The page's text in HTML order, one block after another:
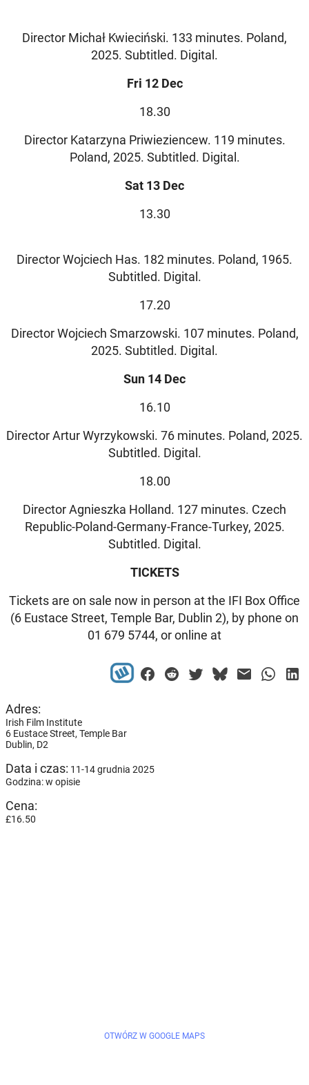
Director Michał Kwieciński. 133 minutes. Poland,
2025. Subtitled. Digital.
Fri 12 Dec
18.30
Director Katarzyna Priwieziencew. 119 minutes.
Poland, 2025. Subtitled. Digital.
Sat 13 Dec
13.30
Director Wojciech Has. 182 minutes. Poland, 1965.
Subtitled. Digital.
17.20
Director Wojciech Smarzowski. 107 minutes. Poland,
2025. Subtitled. Digital.
Sun 14 Dec
16.10
Director Artur Wyrzykowski. 76 minutes. Poland, 2025.
Subtitled. Digital.
18.00
Director Agnieszka Holland. 127 minutes. Czech
Republic-Poland-Germany-France-Turkey, 2025.
Subtitled. Digital.
TICKETS
Tickets are on sale now in person at the IFI Box Office
(6 Eustace Street, Temple Bar, Dublin 2), by phone on
01 679 5744, or online at
Adres:
Irish Film Institute
6 Eustace Street, Temple Bar
Dublin, D2
Data i czas: 11-14 grudnia 2025
Godzina: w opisie
Cena:
£16.50
OTWÓRZ W GOOGLE MAPS